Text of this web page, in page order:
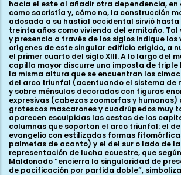
hacia el este al añadir otra dependencia,
como sacristía y, cómo no, la construcción
adosada a su hastial occidental sirvió
treinta años como vivienda del ermitaño. Tal
y presencia a través de los siglos indique los
orígenes de este singular edificio erigido, a
el primer cuarto del siglo XIII. A lo largo del
capilla mayor discurre una imposta de triple
la misma altura que se encuentran los
del arco triunfal (acentuando el sistema de
y sobre ménsulas decoradas con figuras
expresivas (cabezas zoomorfas y humanas)
grotescos mascarones y cuadrúpedos muy
aparecen esculpidas las cestas de los
columnas que soportan el arco triunfal: el
evangelio con estilizadas formas
palmetas de acanto) y el del sur o lado de
representación de lucha ecuestre, que
Maldonado “encierra la singularidad de
de pacificación por partida doble”,